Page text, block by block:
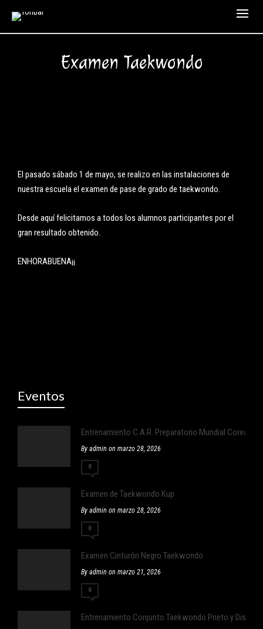
Examen Taekwondo
El pasado sábado 1 de mayo, se realizo en las instalaciones de
nuestra escuela el examen de pase de grado de taekwondo.
Desde aquí felicitamos a todos los alumnos participantes por el
gran resultado obtenido.
ENHORABUENA¡¡
Eventos
Entrenamiento C.A.R. Preparatorio Mundial Corea
By admin on marzo 28, 2026
0
Examen de Taekwondo Kup
By admin on marzo 28, 2026
0
Examen Cinturón Negro Taekwondo
By admin on marzo 21, 2026
0
Entrenamiento Conjunto Taekwondo Prieto y Distrito